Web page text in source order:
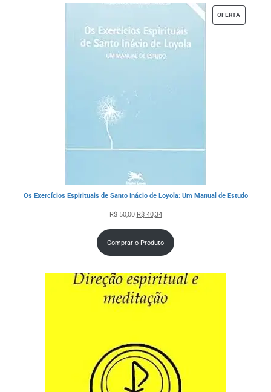
OFERTA
Os Exercícios Espirituais de Santo Inácio de Loyola: Um Manual de Estudo
R$50,00 R$40,34
Comprar o Produto